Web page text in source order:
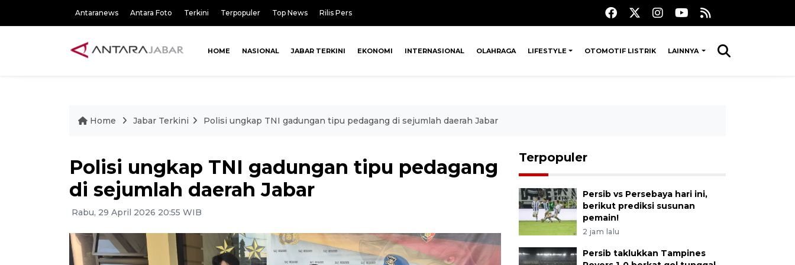
Antaranews Antara Foto Terkini Terpopuler Top News Rilis Pers
HOME NASIONAL JABAR TERKINI EKONOMI INTERNASIONAL OLAHRAGA LIFESTYLE OTOMOTIF LISTRIK LAINNYA
Home Jabar Terkini Polisi ungkap TNI gadungan tipu pedagang di sejumlah daerah Jabar
Polisi ungkap TNI gadungan tipu pedagang
di sejumlah daerah Jabar
Rabu, 29 April 2026 20:55 WIB
Terpopuler
Persib vs Persebaya hari ini,
berikut prediksi susunan
pemain!
2 jam lalu
Persib taklukkan Tampines